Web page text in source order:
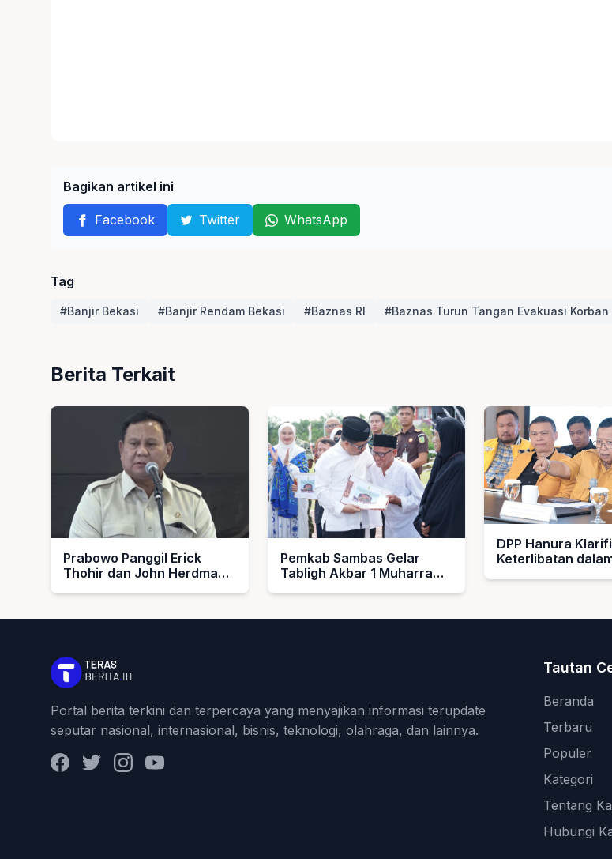
Bagikan artikel ini
Facebook Twitter WhatsApp
Tag
#Banjir Bekasi #Banjir Rendam Bekasi #Baznas RI #Baznas Turun Tangan Evakuasi Korban
Berita Terkait
Prabowo Panggil Erick
Thohir dan John Herdman,
Pemkab Sambas Gelar
Tabligh Akbar 1 Muharram
dan Imam Masjid
DPP Hanura
Keterlibatan
Portal berita terkini dan terpercaya yang menyajikan informasi terupdate
seputar nasional, internasional, bisnis, teknologi, olahraga, dan lainnya.
FacebookTwitterInstagramYouTube
Tautan
Beranda
Terbaru
Populer
Kategori
Tentang
Hubungi